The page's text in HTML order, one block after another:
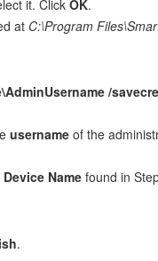
it. Click OK.
at C:\Program
/
username of the
Device Name found in
.